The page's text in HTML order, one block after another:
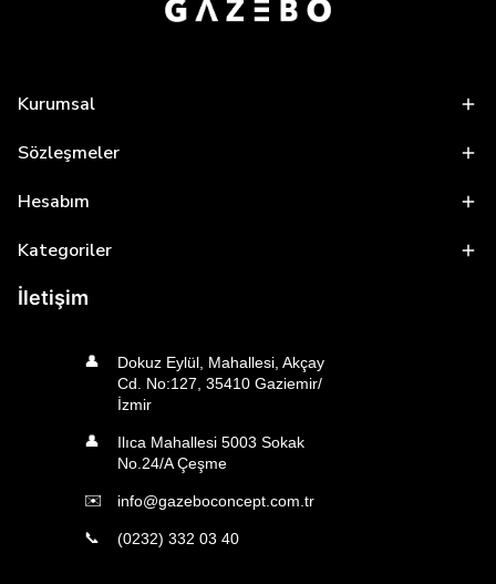
Kurumsal
Sözleşmeler
Hesabım
Kategoriler
İletişim
👤
Dokuz Eylül, Mahallesi, Akçay
Cd. No:127, 35410 Gaziemir/
İzmir
👤
Ilıca Mahallesi 5003 Sokak
No.24/A Çeşme
✉️ info@gazeboconcept.com.tr
📞 (0232) 332 03 40